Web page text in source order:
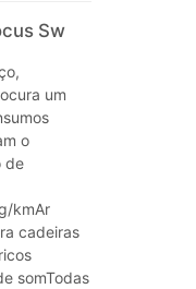
Sw
um
o
de
kmAr
cadeiras
somTodas